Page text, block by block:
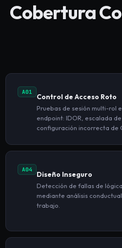
Cobertura
A01
Control de Acceso Roto
Pruebas de sesión multi-rol
endpoint: IDOR, escalada
configuración incorrecta de
A04
Diseño Inseguro
Detección de fallas de
mediante análisis
trabajo.